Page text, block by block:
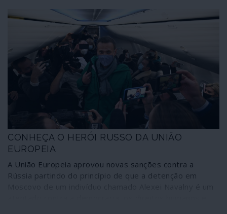
martirizada nação numa situação tão ou mais grave do
que aquela em que se encontrava quando a invasão
imperial se iniciou. Além disso, e para que conste desde
já, a retirada de efectivos convencionais não significa o
abandono do teatro de operações por agressores ao
serviço dos mesmos interesses expansionistas que
promoveram a invasão.
CONHEÇA O HERÓI RUSSO DA UNIÃO
EUROPEIA
A União Europeia aprovou novas sanções contra a
Rússia partindo do princípio de que a detenção em